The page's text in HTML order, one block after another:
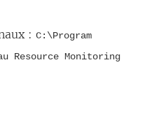
: C:\Program
Resource Monitoring